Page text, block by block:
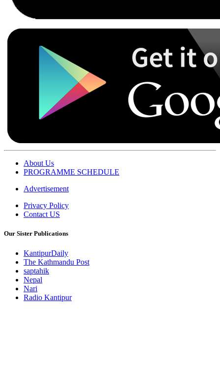
About Us
PROGRAMME SCHEDULE
Advertisement
Privacy Policy
Contact US
Our Sister Publications
KantipurDaily
The Kathmandu Post
saptahik
Nepal
Nari
Radio Kantipur